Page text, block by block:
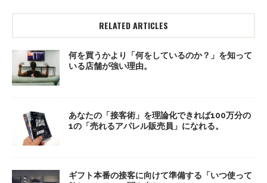
RELATED ARTICLES
何を買うかより「何をしているのか？」を知って
いる店舗が強い理由。
あなたの「接客術」を理論化できれば100万分の
1の「売れるアパレル販売員」になれる。
ギフト本番の接客に向けて準備する「いつ使って